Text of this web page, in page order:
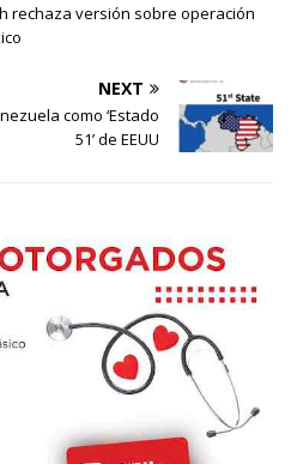
rechaza versión sobre operación
NEXT
como ‘Estado
51’ de EEUU